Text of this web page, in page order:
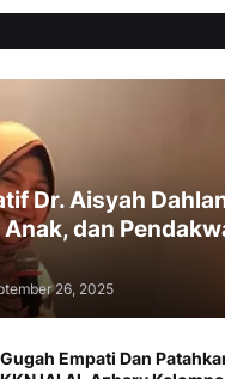
Dr. Aisyah
dan
26, 2025
Gugah Empati Dan